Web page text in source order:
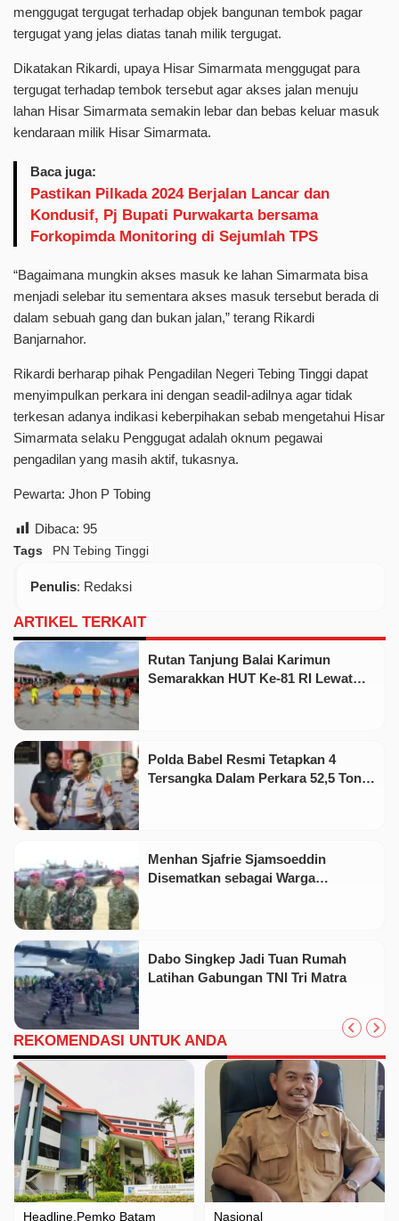
menggugat tergugat terhadap objek bangunan tembok pagar
tergugat yang jelas diatas tanah milik tergugat.
Dikatakan Rikardi, upaya Hisar Simarmata menggugat para
tergugat terhadap tembok tersebut agar akses jalan menuju
lahan Hisar Simarmata semakin lebar dan bebas keluar masuk
kendaraan milik Hisar Simarmata.
Baca juga:
Pastikan Pilkada 2024 Berjalan Lancar dan
Kondusif, Pj Bupati Purwakarta bersama
Forkopimda Monitoring di Sejumlah TPS
“Bagaimana mungkin akses masuk ke lahan Simarmata bisa
menjadi selebar itu sementara akses masuk tersebut berada di
dalam sebuah gang dan bukan jalan,” terang Rikardi
Banjarnahor.
Rikardi berharap pihak Pengadilan Negeri Tebing Tinggi dapat
menyimpulkan perkara ini dengan seadil-adilnya agar tidak
terkesan adanya indikasi keberpihakan sebab mengetahui Hisar
Simarmata selaku Penggugat adalah oknum pegawai
pengadilan yang masih aktif, tukasnya.
Pewarta: Jhon P Tobing
Dibaca: 95
Tags PN Tebing Tinggi
Penulis: Redaksi
ARTIKEL TERKAIT
Rutan Tanjung Balai Karimun
Semarakkan HUT Ke-81 RI Lewat
Polda Babel Resmi Tetapkan 4
Tersangka Dalam Perkara 52,5 Ton
Menhan Sjafrie Sjamsoeddin
Disematkan sebagai Warga
Dabo Singkep Jadi Tuan Rumah
Latihan Gabungan TNI Tri Matra
REKOMENDASI UNTUK ANDA
Headline Pemko Batam Nasional